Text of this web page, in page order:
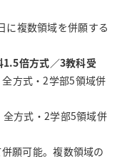
に複数領域を併願する
倍方式／3教科受
全方式・2学部5領域併
全方式・2学部5領域併
願可能。複数領域の